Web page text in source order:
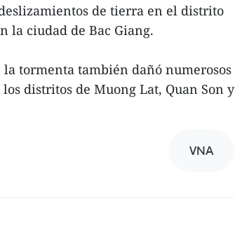
de tierra en el distrito
la ciudad de Bac Giang.
tormenta también dañó numerosos
distritos de Muong Lat, Quan Son y
VNA